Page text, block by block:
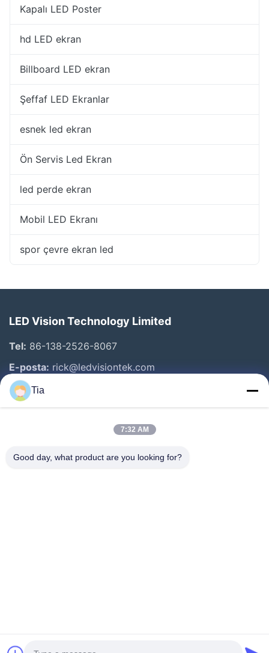
Kapalı LED Poster
hd LED ekran
Billboard LED ekran
Şeffaf LED Ekranlar
esnek led ekran
Ön Servis Led Ekran
led perde ekran
Mobil LED Ekranı
spor çevre ekran led
LED Vision Technology Limited
Tel: 86-138-2526-8067
E-posta: rick@ledvisiontek.com
Hızlı Bağlantılar
Ürün:% S
Tia
7:32 AM
Good day, what product are you looking for?